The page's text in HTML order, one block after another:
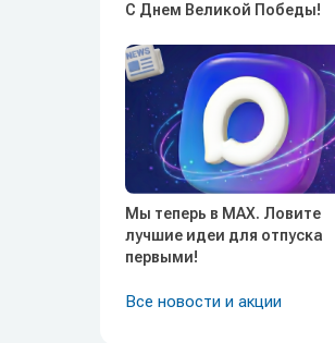
С Днем Великой Победы!
Мы теперь в MAX. Ловите
лучшие идеи для отпуска
первыми!
Все новости и акции